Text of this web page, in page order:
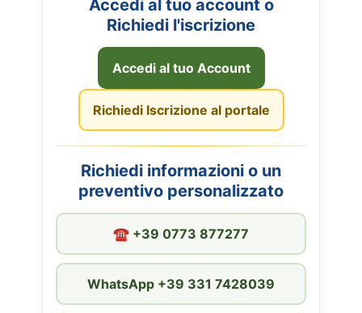
Accedi al tuo account o
Richiedi l'iscrizione
Accedi al tuo Account
Richiedi Iscrizione al portale
Richiedi informazioni o un
preventivo personalizzato
☎︎ +39 0773 877277
WhatsApp +39 331 7428039